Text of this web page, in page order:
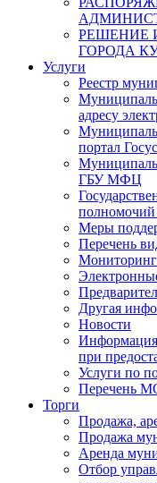
РЕШЕНИЕ
ГОРОДА
Услуги
Реестр
адресу
портал
ГБУ МФЦ
полномочий
Меры
Перечень
Мониторинг
Другая
Новости
при
Услуги по
Перечень
Торги
Продажа,
Продажа
Аренда
Отбор